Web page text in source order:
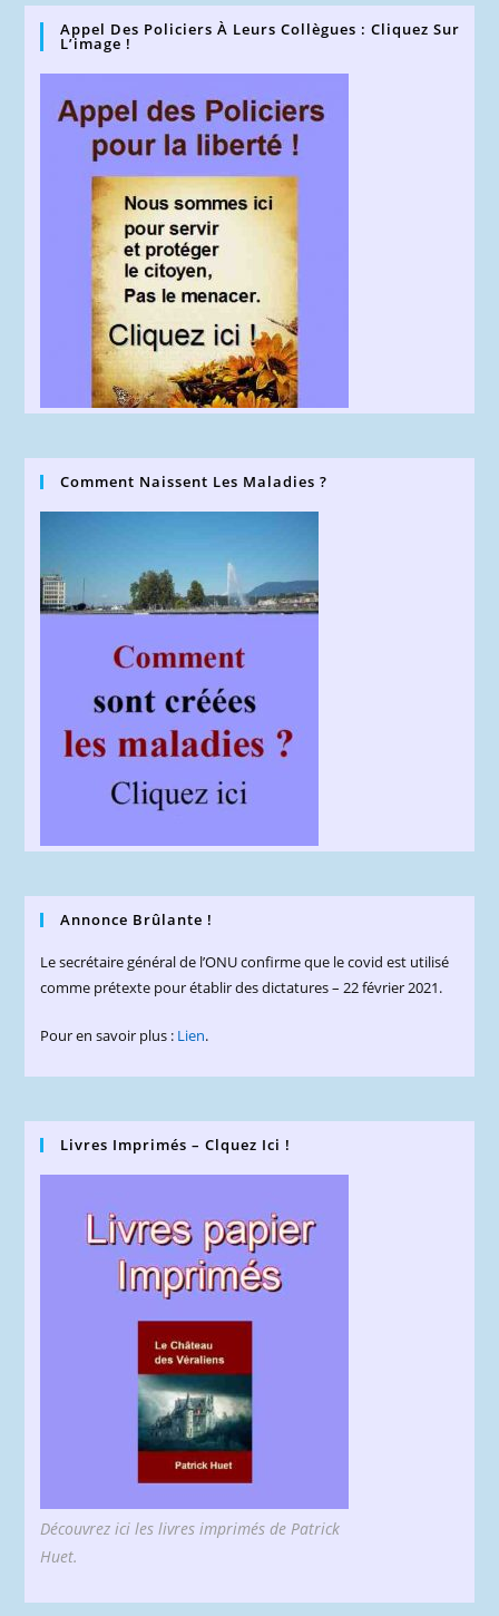
Appel Des Policiers À Leurs Collègues : Cliquez Sur
L’image !
Comment Naissent Les Maladies ?
Annonce Brûlante !
Le secrétaire général de l’ONU confirme que le covid est utilisé
comme prétexte pour établir des dictatures – 22 février 2021.
Pour en savoir plus : Lien.
Livres Imprimés – Clquez Ici !
Découvrez ici les livres imprimés de Patrick
Huet.